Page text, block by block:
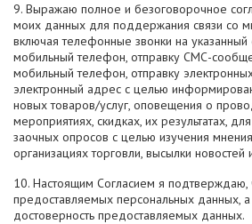
9. Выражаю полное и безоговорочное
моих данных для поддержания связи со
включая телефонные звонки на указанный
мобильный телефон, отправку СМС-
мобильный телефон, отправку
электронный адрес с целью
новых товаров/услуг, оповещения о
мероприятиях, скидках, их результатах,
заочных опросов с целью изучения
организациях торговли, высылки новостей
10. Настоящим Согласием я подтверждаю,
предоставляемых персональных данных,
достоверность предоставляемых данных.